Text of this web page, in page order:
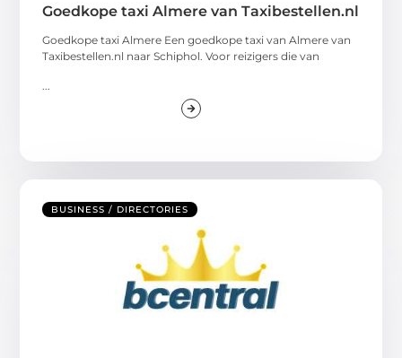
Goedkope taxi Almere van Taxibestellen.nl
Goedkope taxi Almere Een goedkope taxi van Almere van
Taxibestellen.nl naar Schiphol. Voor reizigers die van
BUSINESS / DIRECTORIES